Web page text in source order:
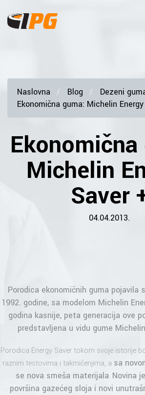
Naslovna Blog
Dezeni
Ekonomična guma: Michelin
Ekonomična
Michelin
Saver
04.04.2013.
Porodica ekonomičnih guma pojavila
1992. godine, sa modelom Michelin
godina kasnije, peta generacija ove
predstavljena u vidu gume
Porodica Energy Saver tokom svoje istorije
raznim testovima i takmičenjima, a sa
se nova smeša materijala. Novina
površina gazećeg sloja i novi